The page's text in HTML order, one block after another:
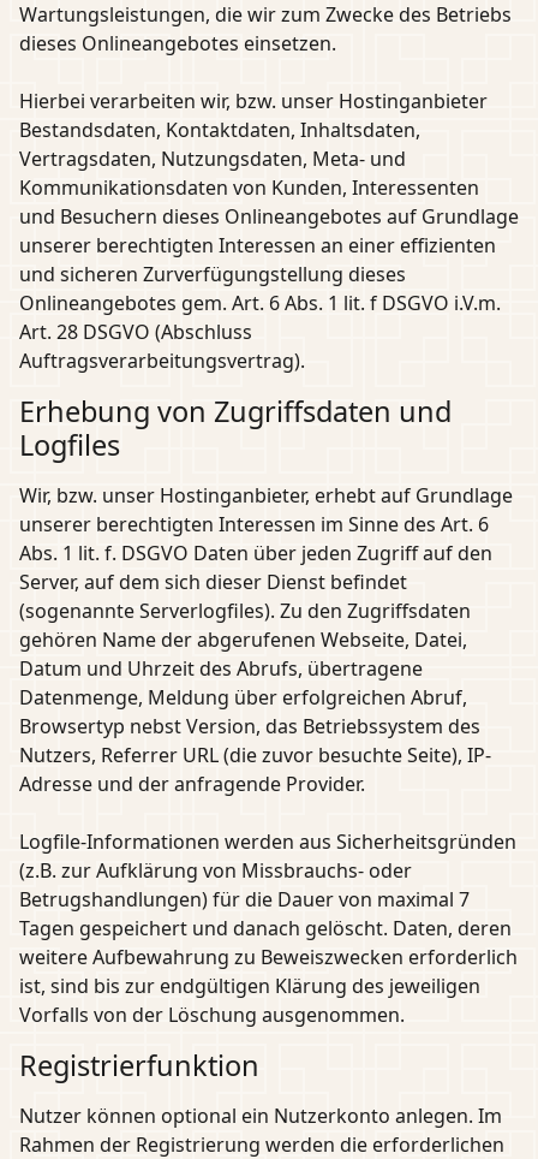
Wartungsleistungen, die wir zum Zwecke des Betriebs
dieses Onlineangebotes einsetzen.
Hierbei verarbeiten wir, bzw. unser Hostinganbieter
Bestandsdaten, Kontaktdaten, Inhaltsdaten,
Vertragsdaten, Nutzungsdaten, Meta- und
Kommunikationsdaten von Kunden, Interessenten
und Besuchern dieses Onlineangebotes auf Grundlage
unserer berechtigten Interessen an einer effizienten
und sicheren Zurverfügungstellung dieses
Onlineangebotes gem. Art. 6 Abs. 1 lit. f DSGVO i.V.m.
Art. 28 DSGVO (Abschluss
Auftragsverarbeitungsvertrag).
Erhebung von Zugriffsdaten und
Logfiles
Wir, bzw. unser Hostinganbieter, erhebt auf Grundlage
unserer berechtigten Interessen im Sinne des Art. 6
Abs. 1 lit. f. DSGVO Daten über jeden Zugriff auf den
Server, auf dem sich dieser Dienst befindet
(sogenannte Serverlogfiles). Zu den Zugriffsdaten
gehören Name der abgerufenen Webseite, Datei,
Datum und Uhrzeit des Abrufs, übertragene
Datenmenge, Meldung über erfolgreichen Abruf,
Browsertyp nebst Version, das Betriebssystem des
Nutzers, Referrer URL (die zuvor besuchte Seite), IP-
Adresse und der anfragende Provider.
Logfile-Informationen werden aus Sicherheitsgründen
(z.B. zur Aufklärung von Missbrauchs- oder
Betrugshandlungen) für die Dauer von maximal 7
Tagen gespeichert und danach gelöscht. Daten, deren
weitere Aufbewahrung zu Beweiszwecken erforderlich
ist, sind bis zur endgültigen Klärung des jeweiligen
Vorfalls von der Löschung ausgenommen.
Registrierfunktion
Nutzer können optional ein Nutzerkonto anlegen. Im
Rahmen der Registrierung werden die erforderlichen